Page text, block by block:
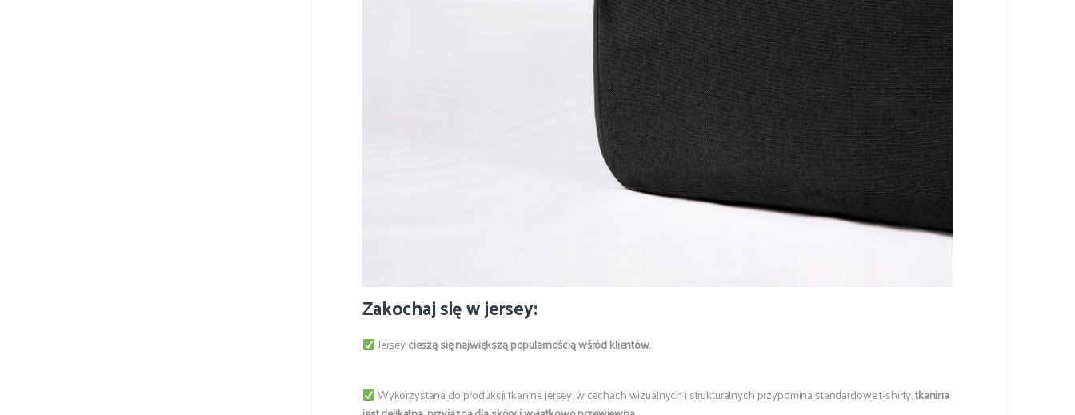
Zakochaj się w jersey:
Jerseycieszą się największą popularnością wśród klientów.
Wykorzystana do produkcji tkanina jersey, w cechach wizualnych i strukturalnych przypomina standardowe t-shirty,tkanina